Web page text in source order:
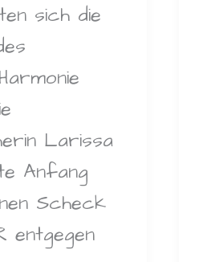
sich die
Larissa
Anfang
Scheck
entgegen